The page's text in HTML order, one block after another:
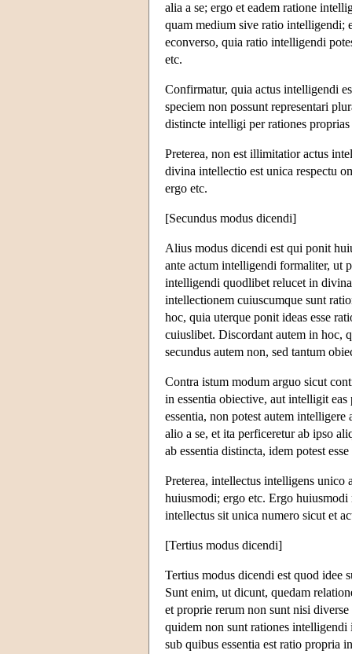
alia a se; ergo et eadem ratione
quam medium sive ratio intelligendi;
econverso, quia ratio intelligendi
etc.
Confirmatur, quia actus intelligendi
speciem non possunt representari
distincte intelligi per rationes
Preterea, non est illimitatior actus
divina intellectio est unica respectu
ergo etc.
[Secundus modus dicendi]
Alius modus dicendi est qui ponit
ante actum intelligendi formaliter, ut
intelligendi quodlibet relucet in
intellectionem cuiuscumque sunt
hoc, quia uterque ponit ideas esse
cuiuslibet. Discordant autem in hoc,
secundus autem non, sed tantum
Contra istum modum arguo sicut
in essentia obiective, aut intelligit
essentia, non potest autem
alio a se, et ita perficeretur ab ipso
ab essentia distincta, idem potest
Preterea, intellectus intelligens
huiusmodi; ergo etc. Ergo
intellectus sit unica numero sicut et
[Tertius modus dicendi]
Tertius modus dicendi est quod idee
Sunt enim, ut dicunt, quedam
et proprie rerum non sunt nisi
quidem non sunt rationes intelligendi
sub quibus essentia est ratio propria